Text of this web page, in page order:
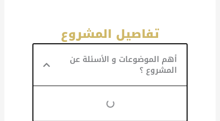
تفاصيل المشروع
أهم الموضوعات و الأسئلة عن
المشروع ؟